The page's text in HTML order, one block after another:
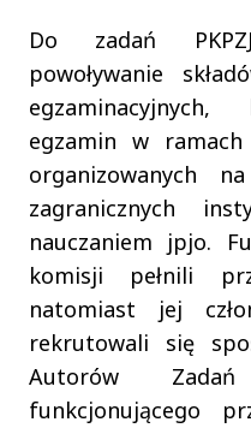
Do zadań
powoływanie
egzaminacyjnych,
egzamin w
organizowanych
zagranicznych
nauczaniem jpjo.
komisji pełnili
natomiast jej
rekrutowali się
Autorów
funkcjonującego